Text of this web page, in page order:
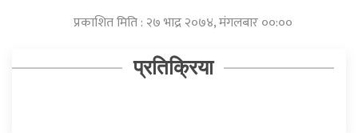
प्रकाशित मिति : २७ भाद्र २०७४, मंगलबार ००:००
प्रतिक्रिया